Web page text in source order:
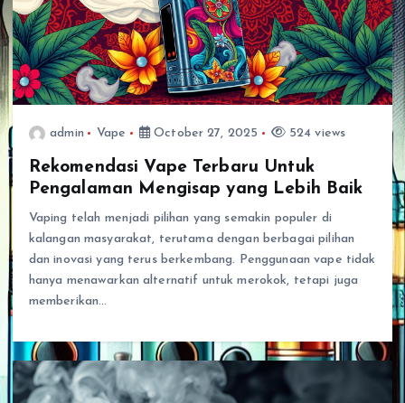
admin Vape October 27, 2025 524 views
Rekomendasi Vape Terbaru Untuk
Pengalaman Mengisap yang Lebih Baik
Vaping telah menjadi pilihan yang semakin populer di
kalangan masyarakat, terutama dengan berbagai pilihan
dan inovasi yang terus berkembang. Penggunaan vape tidak
hanya menawarkan alternatif untuk merokok, tetapi juga
memberikan…